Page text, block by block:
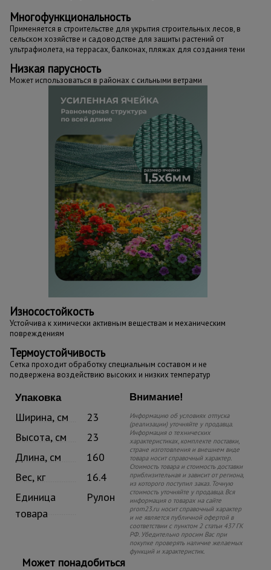
Многофункциональность
Применяется в строительстве для укрытия строительных лесов, в
сельском хозяйстве и садоводстве для защиты растений от
ультрафиолета, на террасах, балконах, пляжах для создания тени
Низкая парусность
Может использоваться в районах с сильными ветрами
Износостойкость
Устойчива к химически активным веществам и механическим
повреждениям
Термоустойчивость
Сетка проходит обработку специальным составом и не
подвержена воздействию высоких и низких температур
Упаковка
Ширина, см
23
Высота, см
23
Длина, см
160
Вес, кг
16.4
Единица
товара
Рулон
Внимание!
Информацию об условиях отпуска
(реализации) уточняйте у продавца.
Информация о технических
характеристиках, комплекте поставки,
стране изготовления и внешнем виде
товара носит справочный характер.
Стоимость товара и стоимость доставки
приблизительная и зависит от региона,
из которого поступил заказ. Точную
стоимость уточняйте у продавца. Вся
информация о товарах на сайте
prom23.ru носит справочный характер
и не является публичной офертой в
соответствии с пунктом 2 статьи 437 ГК
РФ. Убедительно просим Вас при
покупке проверять наличие желаемых
функций и характеристик.
Может понадобиться